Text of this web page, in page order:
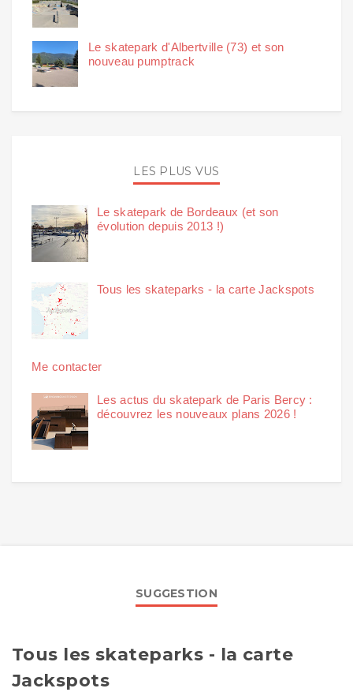
Le skatepark d'Albertville (73) et son
nouveau pumptrack
LES PLUS VUS
Le skatepark de Bordeaux (et son
évolution depuis 2013 !)
Tous les skateparks - la carte Jackspots
Me contacter
Les actus du skatepark de Paris Bercy :
découvrez les nouveaux plans 2026 !
SUGGESTION
Tous les skateparks - la carte
Jackspots